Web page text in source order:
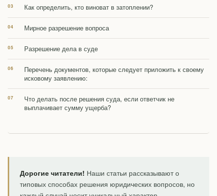
Как определить, кто виноват в затоплении?
Мирное разрешение вопроса
Разрешение дела в суде
Перечень документов, которые следует приложить к своему
исковому заявлению:
Что делать после решения суда, если ответчик не
выплачивает сумму ущерба?
Дорогие читатели! Наши статьи рассказывают о
типовых способах решения юридических вопросов, но